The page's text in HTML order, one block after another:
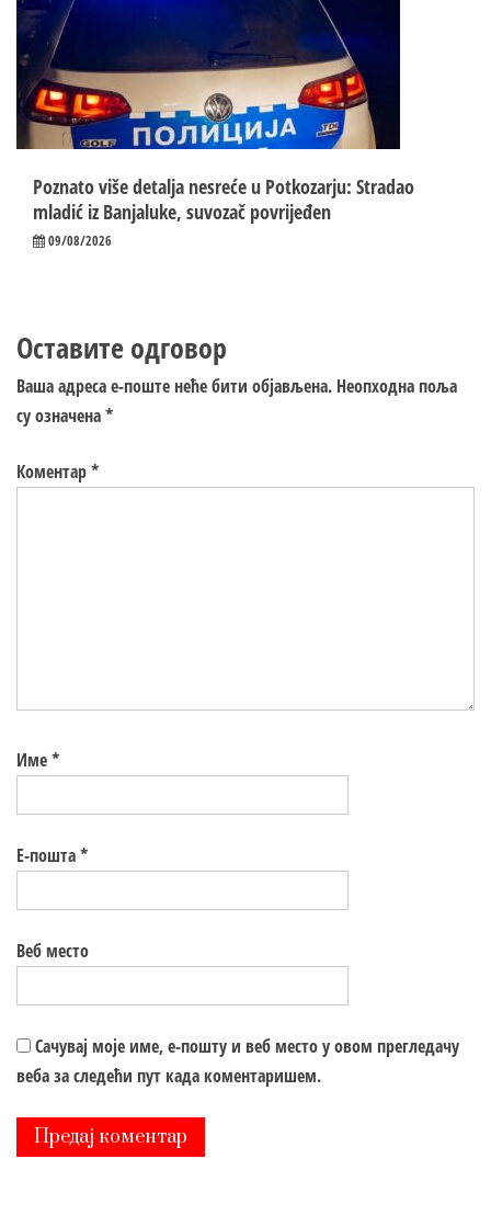
Poznato više detalja nesreće u Potkozarju: Stradao
mladić iz Banjaluke, suvozač povrijeđen
09/08/2026
Оставите одговор
Ваша адреса е-поште неће бити објављена. Неопходна поља
су означена*
Коментар*
Име*
Е-пошта*
Веб место
Сачувај моје име, е-пошту и веб место у овом прегледачу
веба за следећи пут када коментаришем.